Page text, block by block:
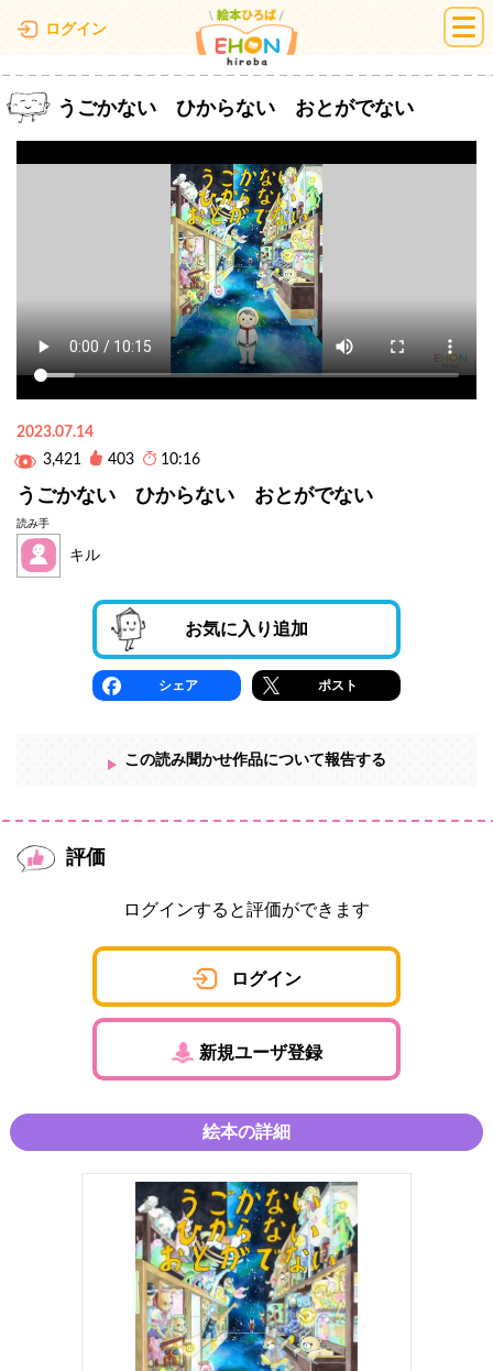
ログイン 絵本ひろば
うごかない ひからない おとがでない
2023.07.14
3,421
403 10:16
うごかない ひからない おとがでない
読み手
キル
お気に入り追加
シェア ポスト
この読み聞かせ作品について報告する
評価
ログインすると評価ができます
ログイン
新規ユーザ登録
絵本の詳細